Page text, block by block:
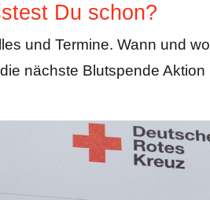
Du schon?
und Termine. Wann und wo
nächste Blutspende Aktion